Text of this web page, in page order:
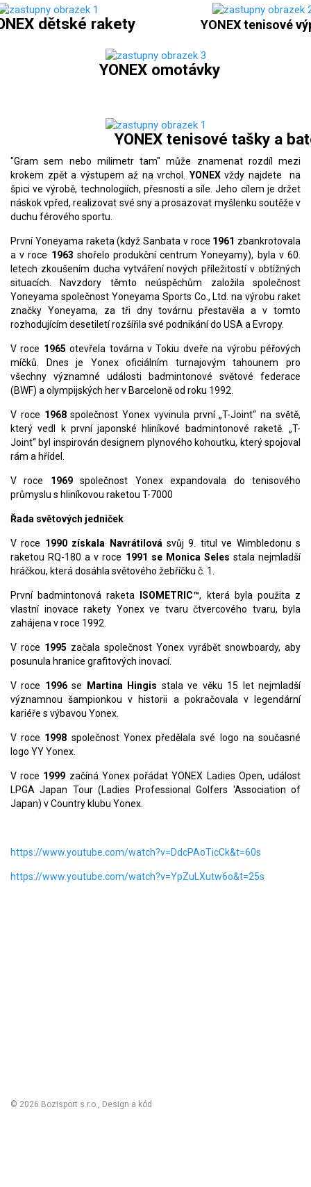
dětské rakety YONEX tenisové
YONEX omotávky
tenisové tašky a
"Gram sem nebo milimetr tam" může znamenat rozdíl mezi
krokem zpět a výstupem až na vrchol. YONEXvždy najdete na
špici ve výrobě, technologiích, přesnosti a síle. Jeho cílem je držet
náskok vpřed, realizovat své sny a prosazovat myšlenku soutěže v
duchu férového sportu.
První Yoneyama raketa (když Sanbata v roce 1961 zbankrotovala
a v roce 1963 shořelo produkční centrum Yoneyamy), byla v 60.
letech zkoušením ducha vytváření nových příležitostí v obtížných
situacích. Navzdory těmto neúspěchům založila společnost
Yoneyama společnost Yoneyama Sports Co., Ltd. na výrobu raket
značky Yoneyama, za tři dny továrnu přestavěla a v tomto
rozhodujícím desetiletí rozšířila své podnikání do USA a Evropy.
V roce 1965 otevřela továrna v Tokiu dveře na výrobu péřových
míčků. Dnes je Yonex oficiálním turnajovým tahounem pro
všechny významné události badmintonové světové federace
(BWF) a olympijských her v Barceloně od roku 1992.
V roce 1968společnost Yonex vyvinula první „T-Joint“ na světě,
který vedl k první japonské hliníkové badmintonové raketě. „T-
Joint“ byl inspirován designem plynového kohoutku, který spojoval
rám a hřídel.
V roce 1969společnost Yonex expandovala do tenisového
průmyslu s hliníkovou raketou T-7000
Řada světových jedniček
V roce 1990 získala Navrátilovásvůj 9. titul ve Wimbledonu s
raketou RQ-180 a v roce 1991 se Monica Seles stala nejmladší
hráčkou, která dosáhla světového žebříčku č. 1.
První badmintonová raketa ISOMETRIC™, která byla použita z
vlastní inovace rakety Yonex ve tvaru čtvercového tvaru, byla
zahájena v roce 1992.
V roce 1995 začala společnost Yonex vyrábět snowboardy, aby
posunula hranice grafitových inovací.
V roce 1996se Martina Hingis stala ve věku 15 let nejmladší
významnou šampionkou v historii a pokračovala v legendární
kariéře s výbavou Yonex.
V roce 1998 společnost Yonex předělala své logo na současné
logo YY Yonex.
V roce 1999 začíná Yonex pořádat YONEX Ladies Open, událost
LPGA Japan Tour (Ladies Professional Golfers 'Association of
Japan) v Country klubu Yonex.
https://www.youtube.com/watch?v=DdcPAoTicCk&t=60s
https://www.youtube.com/watch?v=YpZuLXutw6o&t=25s
© 2026 Bozisport s.r.o., Design a kód